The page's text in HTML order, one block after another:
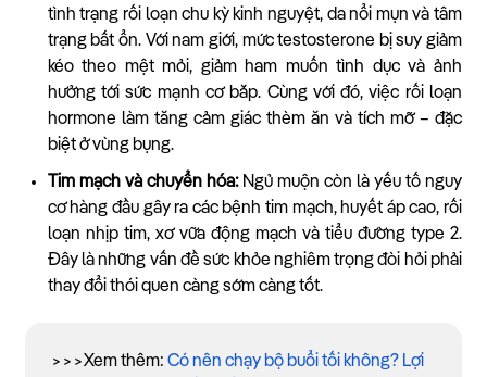
tình trạng rối loạn chu kỳ kinh nguyệt, da nổi mụn và tâm
trạng bất ổn. Với nam giới, mức testosterone bị suy giảm
kéo theo mệt mỏi, giảm ham muốn tình dục và ảnh
hưởng tới sức mạnh cơ bắp. Cùng với đó, việc rối loạn
hormone làm tăng cảm giác thèm ăn và tích mỡ – đặc
biệt ở vùng bụng.
Tim mạch và chuyển hóa: Ngủ muộn còn là yếu tố nguy
cơ hàng đầu gây ra các bệnh tim mạch, huyết áp cao, rối
loạn nhịp tim, xơ vữa động mạch và tiểu đường type 2.
Đây là những vấn đề sức khỏe nghiêm trọng đòi hỏi phải
thay đổi thói quen càng sớm càng tốt.
>>>Xem thêm: Có nên chạy bộ buổi tối không? Lợi